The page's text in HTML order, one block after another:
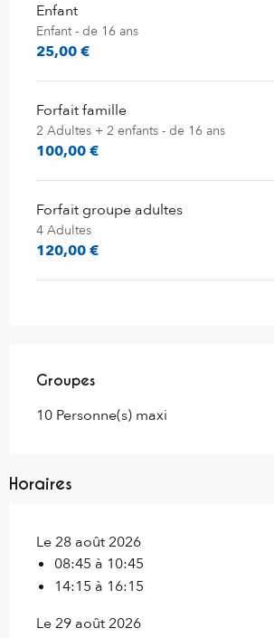
Enfant
Enfant - de 16 ans
25,00 €
Forfait famille
2 Adultes + 2 enfants - de 16 ans
100,00 €
Forfait groupe adultes
4 Adultes
120,00 €
Groupes
Groupes
10 Personne(s) maxi
Horaires
Le 28 août 2026
08:45 à 10:45
14:15 à 16:15
Le 29 août 2026